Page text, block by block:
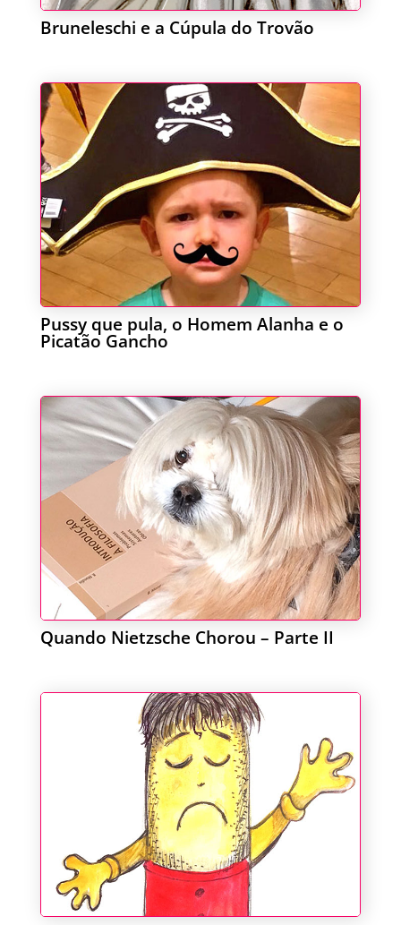
Bruneleschi e a Cúpula do Trovão
Pussy que pula, o Homem Alanha e o
Picatão Gancho
Quando Nietzsche Chorou – Parte II